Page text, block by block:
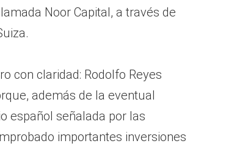
Noor Capital, a través de
con claridad: Rodolfo Reyes
además de la eventual
español señalada por las
importantes inversiones